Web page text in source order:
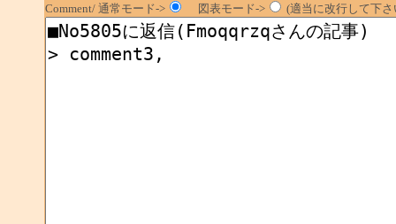
Comment/ 通常モード->
図表モード-> (適当に改行して下